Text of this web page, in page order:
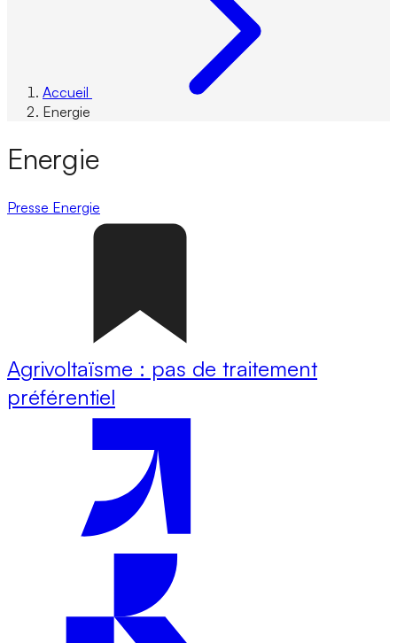
Accueil
Energie
Energie
Presse Energie
Agrivoltaïsme : pas de traitement
préférentiel